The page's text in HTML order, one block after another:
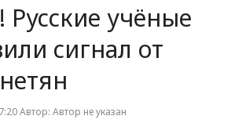
Городские события
Русские учёные
сигнал от
Автор: Автор не указан